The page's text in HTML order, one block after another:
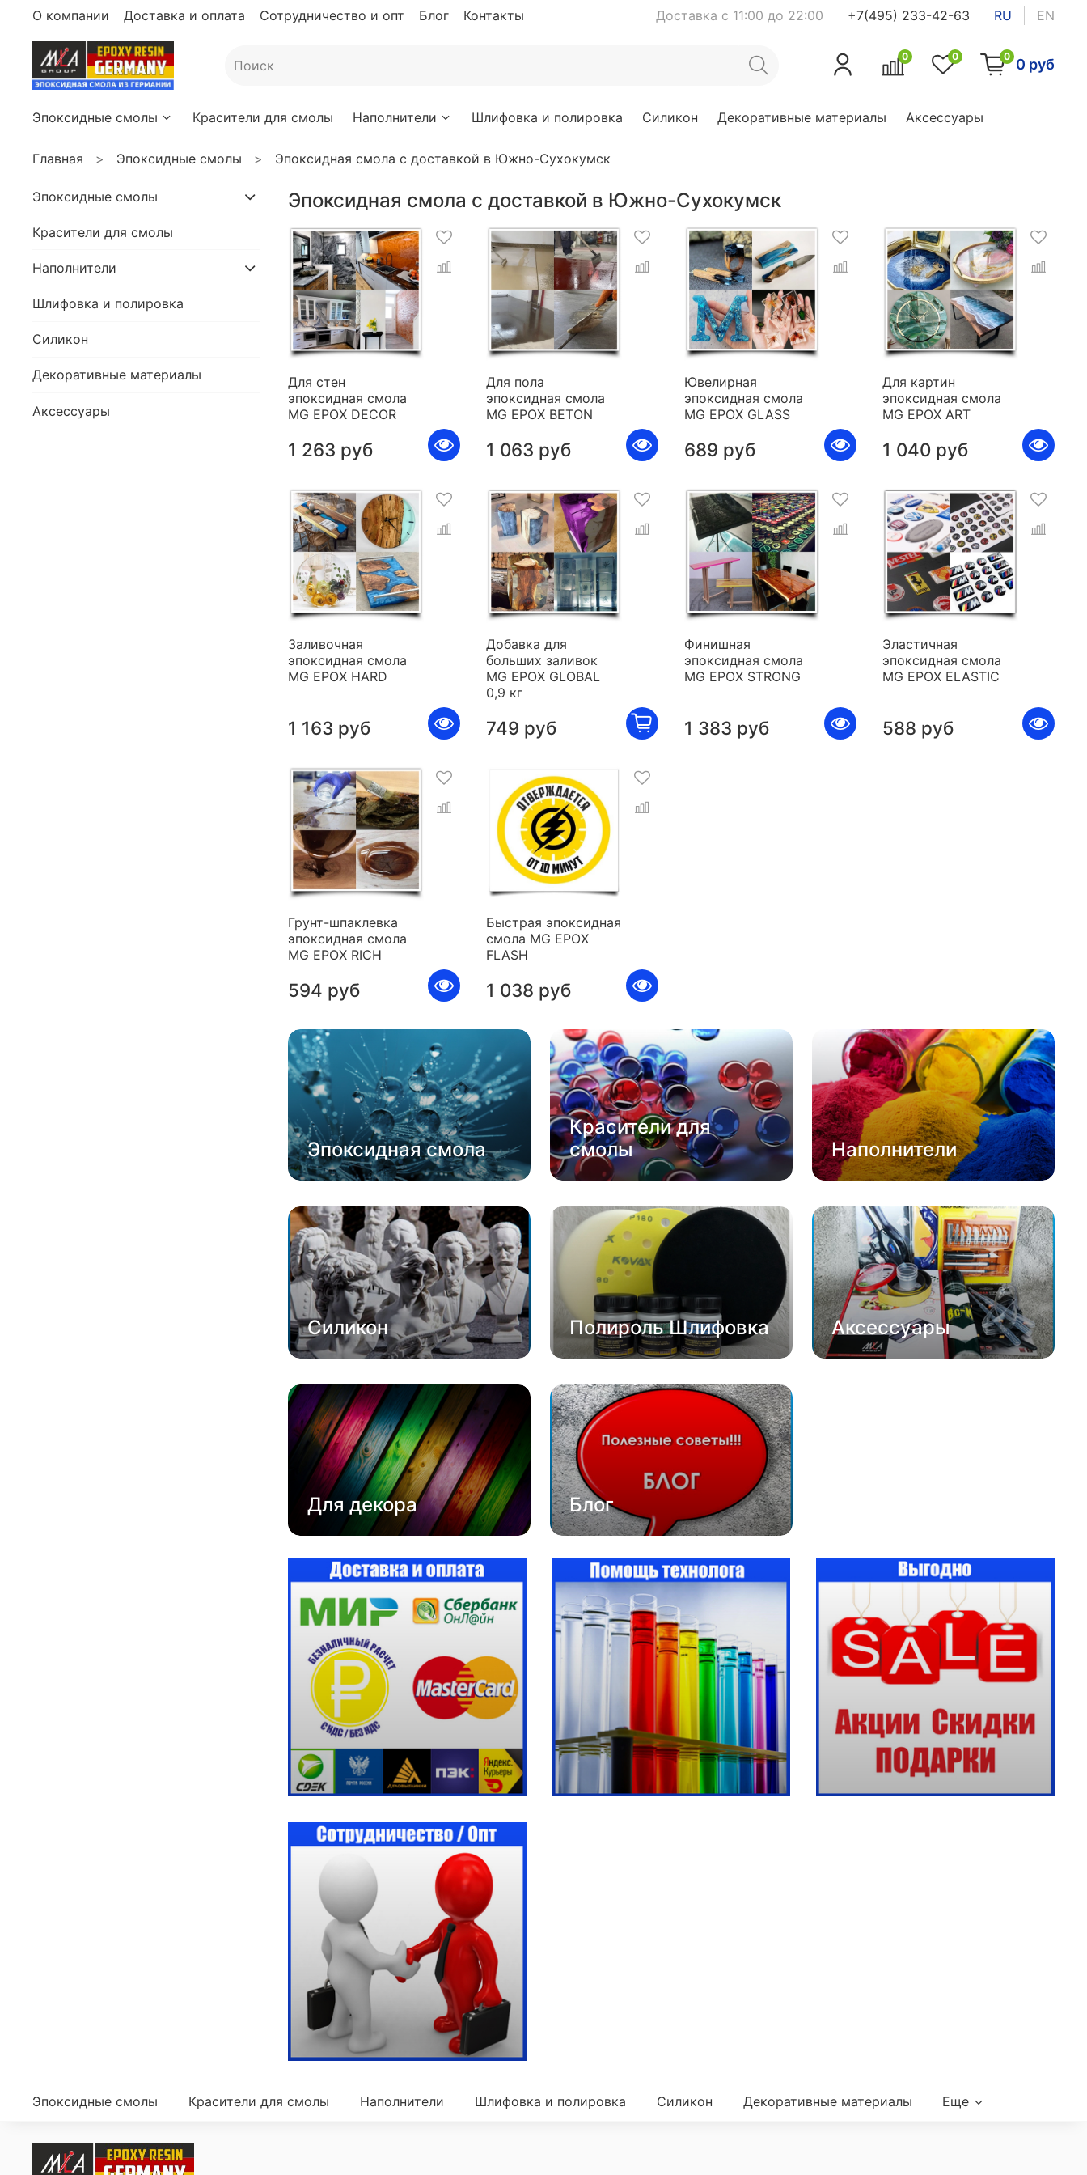
О компании Доставка и оплата Сотрудничество и опт Блог Контакты Доставка с 11:00 до 22:00 +7(495) 233-42-63 RU EN
0 0 0 0 руб
Эпоксидные смолы Красители для смолы Наполнители Шлифовка и полировка Силикон Декоративные материалы Аксессуары
Главная Эпоксидные смолы Эпоксидная смола с доставкой в Южно-Сухокумск
Эпоксидная смола с доставкой в Южно-Сухокумск
Для стен
эпоксидная смола
MG EPOX DECOR
1 263 руб
Для пола
эпоксидная смола
MG EPOX BETON
1 063 руб
Ювелирная
эпоксидная смола
MG EPOX GLASS
689 руб
Для картин
эпоксидная смола
MG EPOX ART
1 040 руб
Заливочная
эпоксидная смола
MG EPOX HARD
1 163 руб
Добавка для
больших заливок
MG EPOX GLOBAL
0,9 кг
749 руб
Финишная
эпоксидная смола
MG EPOX STRONG
1 383 руб
Эластичная
эпоксидная смола
MG EPOX ELASTIC
588 руб
Грунт-шпаклевка
эпоксидная смола
MG EPOX RICH
594 руб
Быстрая эпоксидная
смола MG EPOX
FLASH
1 038 руб
Эпоксидная смола
Красители для
смолы
Наполнители
Силикон Полироль Шлифовка Аксессуары
Для декора Блог
Эпоксидные смолы
Красители для смолы
Наполнители
Шлифовка и полировка
Силикон
Декоративные материалы
Аксессуары
Эпоксидные смолы Красители для смолы Наполнители Шлифовка и полировка Силикон Декоративные материалы Еще